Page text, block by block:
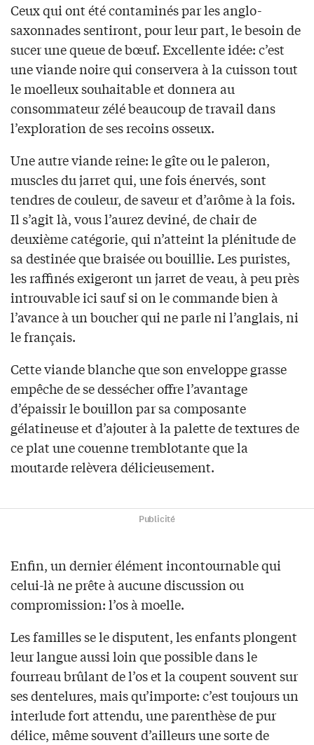
Ceux qui ont été contaminés par les anglo-
saxonnades sentiront, pour leur part, le besoin de
sucer une queue de bœuf. Excellente idée: c’est
une viande noire qui conservera à la cuisson tout
le moelleux souhaitable et donnera au
consommateur zélé beaucoup de travail dans
l’exploration de ses recoins osseux.
Une autre viande reine: le gîte ou le paleron,
muscles du jarret qui, une fois énervés, sont
tendres de couleur, de saveur et d’arôme à la fois.
Il s’agit là, vous l’aurez deviné, de chair de
deuxième catégorie, qui n’atteint la plénitude de
sa destinée que braisée ou bouillie. Les puristes,
les raffinés exigeront un jarret de veau, à peu près
introuvable ici sauf si on le commande bien à
l’avance à un boucher qui ne parle ni l’anglais, ni
le français.
Cette viande blanche que son enveloppe grasse
empêche de se dessécher offre l’avantage
d’épaissir le bouillon par sa composante
gélatineuse et d’ajouter à la palette de textures de
ce plat une couenne tremblotante que la
moutarde relèvera délicieusement.
Publicité
Enfin, un dernier élément incontournable qui
celui-là ne prête à aucune discussion ou
compromission: l’os à moelle.
Les familles se le disputent, les enfants plongent
leur langue aussi loin que possible dans le
fourreau brûlant de l’os et la coupent souvent sur
ses dentelures, mais qu’importe: c’est toujours un
interlude fort attendu, une parenthèse de pur
délice, même souvent d’ailleurs une sorte de